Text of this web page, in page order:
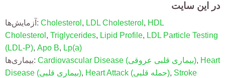
در این سایت
آزمایش‌ها: Cholesterol , LDL Cholesterol , HDL
Cholesterol , Triglycerides, Lipid Profile, LDL Particle Testing
(LDL-P), Apo B, Lp(a)
بیماری‌ها: Cardiovascular Disease (بیماری قلبی عروقی), Heart
Disease
(بیماری قلبی), Heart Attack (حمله قلبی), Stroke